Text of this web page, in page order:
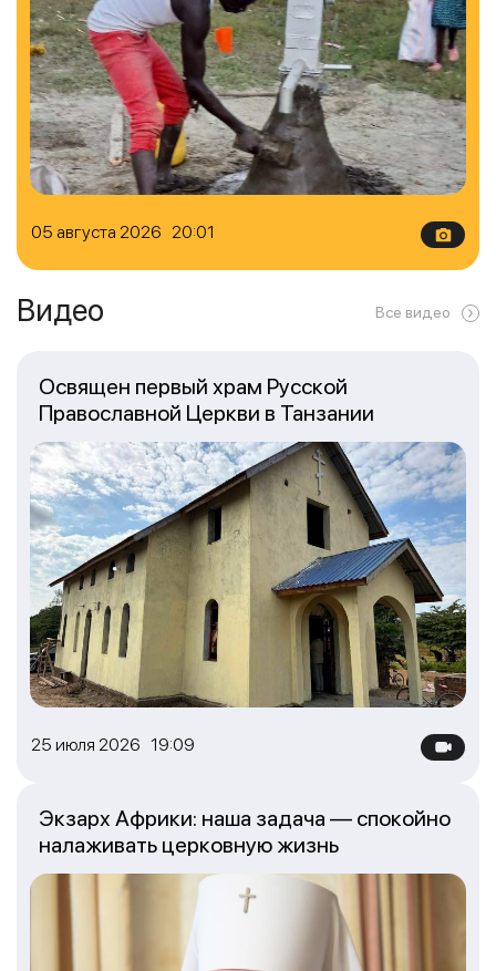
05 августа 2026 20:01
Видео Все видео
25 июля 2026 19:09
Освящен первый храм Русской
Православной Церкви в Танзании
Экзарх Африки: наша задача — спокойно
налаживать церковную жизнь